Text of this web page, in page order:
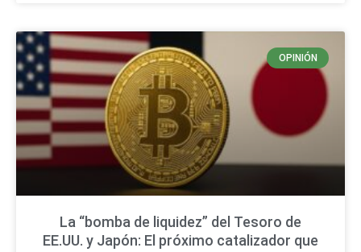
OPINIÓN
La “bomba de liquidez” del Tesoro de
EE.UU. y Japón: El próximo catalizador que